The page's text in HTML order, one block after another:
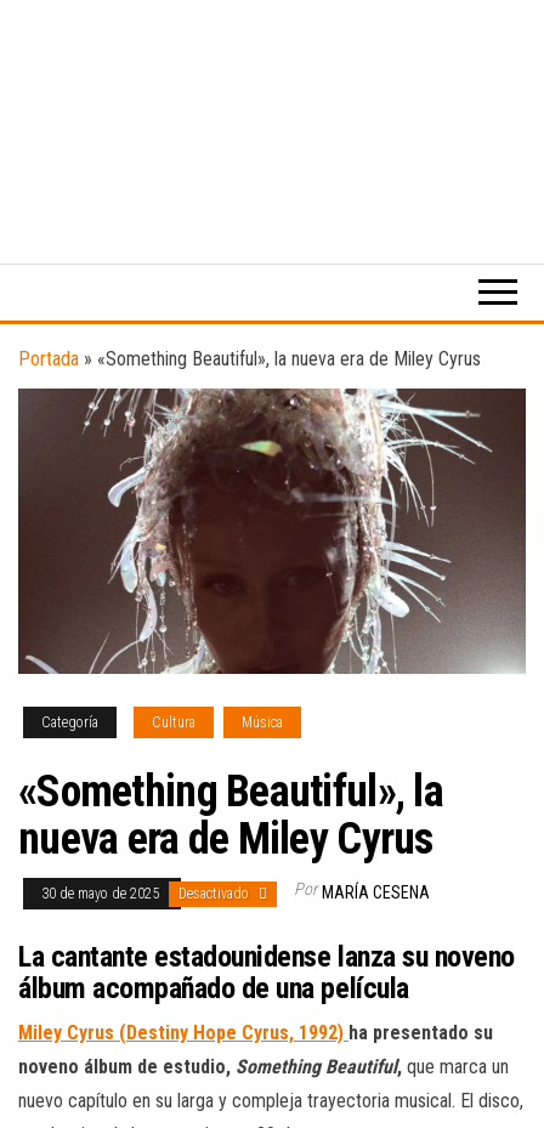
digital
el
la
música.
Portada » «Something Beautiful», la nueva era de Miley Cyrus
Categoría Cultura Música
«Something Beautiful», la
nueva era de Miley Cyrus
30 de mayo de 2025 Desactivado Por MARÍA CESENA
La cantante estadounidense lanza su noveno
álbum acompañado de una película
Miley Cyrus (Destiny Hope Cyrus, 1992) ha presentado su
noveno álbum de estudio, Something Beautiful, que marca un
nuevo capítulo en su larga y compleja trayectoria musical. El disco,